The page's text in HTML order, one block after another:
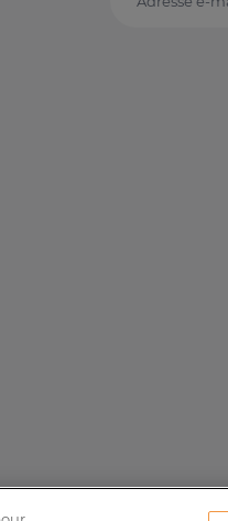
Adresse e-